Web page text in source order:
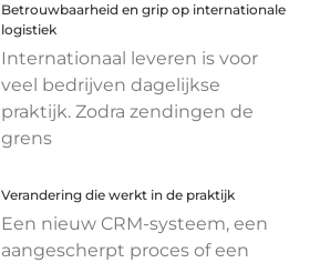
Betrouwbaarheid en grip op internationale
logistiek
Internationaal leveren is voor
veel bedrijven dagelijkse
praktijk. Zodra zendingen de
grens
Verandering die werkt in de praktijk
Een nieuw CRM-systeem, een
aangescherpt proces of een